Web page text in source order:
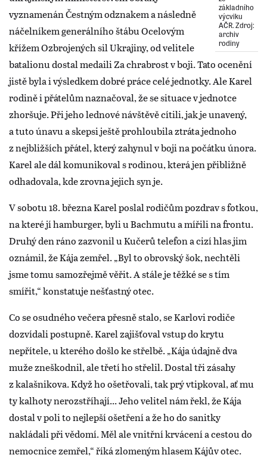
základního
výcviku
AČR. Zdroj:
archiv
rodiny
vyznamenán Čestným odznakem a následně
náčelníkem generálního štábu Ocelovým
křížem Ozbrojených sil Ukrajiny, od velitele
batalionu dostal medaili Za chrabrost v boji. Tato ocenění
jistě byla i výsledkem dobré práce celé jednotky. Ale Karel
rodině i přátelům naznačoval, že se situace v jednotce
zhoršuje. Při jeho lednové návštěvě cítili, jak je unavený,
a tuto únavu a skepsi ještě prohloubila ztráta jednoho
z nejbližších přátel, který zahynul v boji na počátku února.
Karel ale dál komunikoval s rodinou, která jen přibližně
odhadovala, kde zrovna jejich syn je.
V sobotu 18. března Karel poslal rodičům pozdrav s fotkou,
na které jí hamburger, byli u Bachmutu a mířili na frontu.
Druhý den ráno zazvonil u Kučerů telefon a cizí hlas jim
oznámil, že Kája zemřel. „Byl to obrovský šok, nechtěli
jsme tomu samozřejmě věřit. A stále je těžké se s tím
smířit,“ konstatuje nešťastný otec.
Co se osudného večera přesně stalo, se Karlovi rodiče
dozvídali postupně. Karel zajišťoval vstup do krytu
nepřítele, u kterého došlo ke střelbě. „Kája údajně dva
muže zneškodnil, ale třetí ho střelil. Dostal tři zásahy
z kalašnikova. Když ho ošetřovali, tak prý vtipkoval, ať mu
ty kalhoty nerozstříhají... Jeho velitel nám řekl, že Kája
dostal v poli to nejlepší ošetření a že ho do sanitky
nakládali při vědomí. Měl ale vnitřní krvácení a cestou do
nemocnice zemřel,“ říká zlomeným hlasem Kájův otec.